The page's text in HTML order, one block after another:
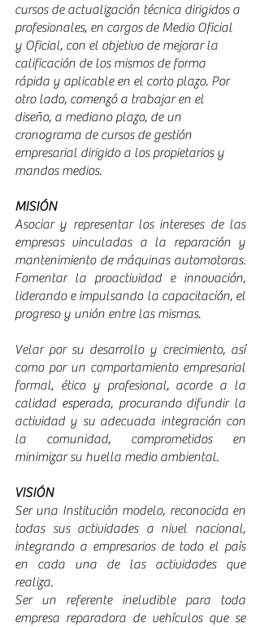
cursos de actualización técnica dirigidos a
profesionales, en cargos de Medio Oficial
y Oficial, con el objetivo de mejorar la
calificación de los mismos de forma
rápida y aplicable en el corto plazo. Por
otro lado, comenzó a trabajar en el
diseño, a mediano plazo, de un
cronograma de cursos de gestión
empresarial dirigido a los propietarios y
mandos medios.
MISIÓN
Asociar y representar los intereses de las
empresas vinculadas a la reparación y
mantenimiento de máquinas automotoras.
Fomentar la proactividad e innovación,
liderando e impulsando la capacitación, el
progreso y unión entre las mismas.
Velar por su desarrollo y crecimiento, así
como por un comportamiento empresarial
formal, ético y profesional, acorde a la
calidad esperada, procurando difundir la
actividad y su adecuada integración con
la comunidad, comprometidos en
minimizar su huella medio ambiental.
VISIÓN
Ser una Institución modelo, reconocida en
todas sus actividades a nivel nacional,
integrando a empresarios de todo el país
en cada una de las actividades que
realiza.
Ser un referente ineludible para toda
empresa reparadora de vehículos que se